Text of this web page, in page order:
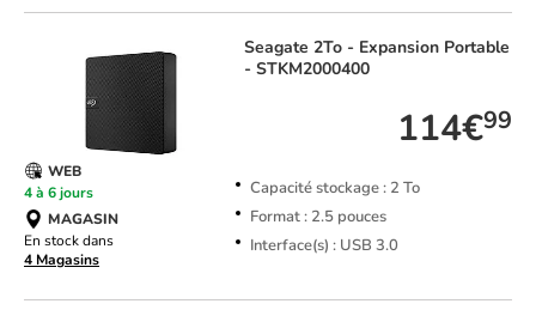
Seagate 2To - Expansion Portable
- STKM2000400
114€99
Capacité stockage : 2 To
Format : 2.5 pouces
Interface(s) : USB 3.0
WEB
4 à 6 jours
MAGASIN
En stock dans
4 Magasins